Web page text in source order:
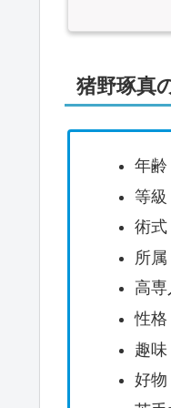
猪野琢真
年齢
等級
術式
所
高
性格
趣
好物